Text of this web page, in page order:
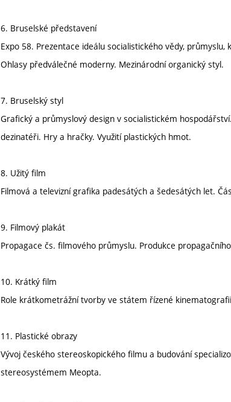
6. Bruselské představení
Expo 58. Prezentace ideálu socialistického vědy, průmyslu,
Ohlasy předválečné moderny. Mezinárodní organický styl.
7. Bruselský styl
Grafický a průmyslový design v socialistickém
dezinatéři. Hry a hračky. Využití plastických hmot.
8. Užitý film
Filmová a televizní grafika padesátých a šedesátých let.
9. Filmový plakát
Propagace čs. filmového průmyslu. Produkce
10. Krátký film
Role krátkometrážní tvorby ve státem řízené
11. Plastické obrazy
Vývoj českého stereoskopického filmu a budování
stereosystémem Meopta.